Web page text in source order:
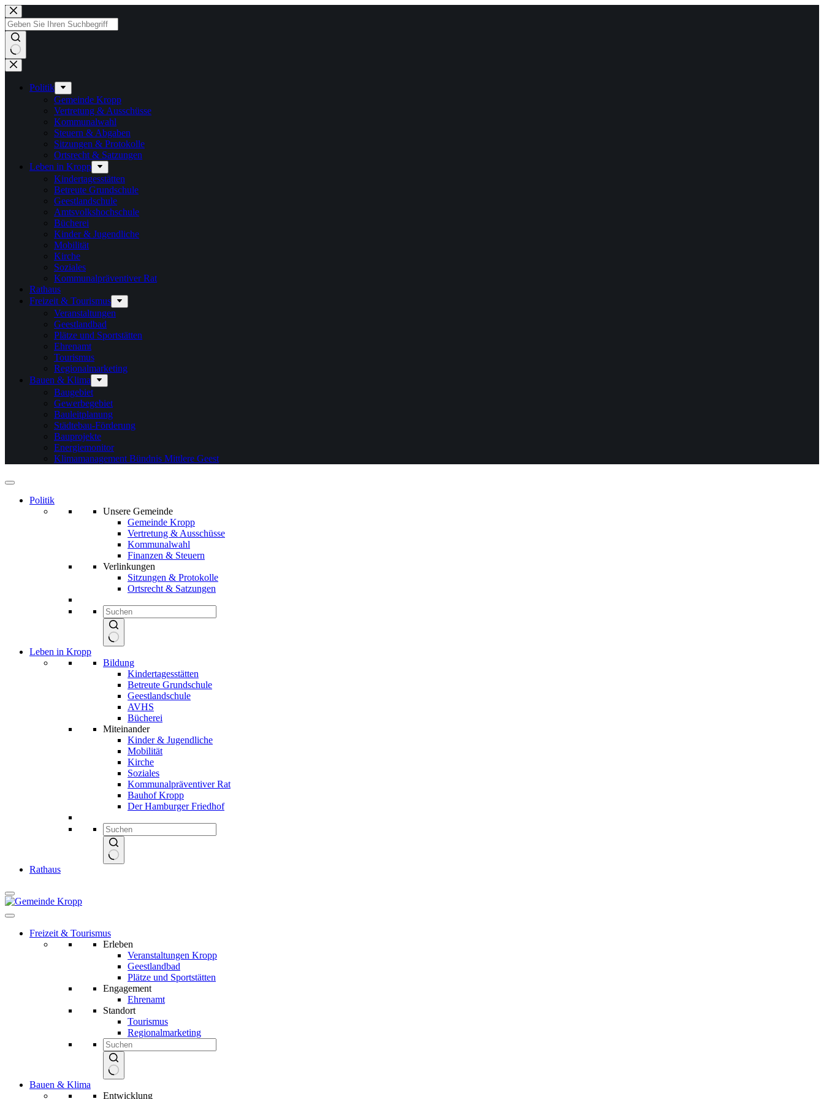
Zum
Inhalt
springen
Keine
Ergebnisse
Politik
Gemeinde Kropp
Vertretung & Ausschüsse
Kommunalwahl
Steuern & Abgaben
Sitzungen & Protokolle
Ortsrecht & Satzungen
Leben in Kropp
Kindertagesstätten
Betreute Grundschule
Geestlandschule
Amtsvolkshochschule
Bücherei
Kinder & Jugendliche
Mobilität
Kirche
Soziales
Kommunalpräventiver Rat
Rathaus
Freizeit & Tourismus
Veranstaltungen
Geestlandbad
Plätze und Sportstätten
Ehrenamt
Tourismus
Regionalmarketing
Bauen & Klima
Baugebiet
Gewerbegebiet
Bauleitplanung
Städtebau-Förderung
Bauprojekte
Energiemonitor
Klimamanagement Bündnis Mittlere Geest
Politik
Unsere Gemeinde
Gemeinde Kropp
Vertretung & Ausschüsse
Kommunalwahl
Finanzen & Steuern
Verlinkungen
Sitzungen & Protokolle
Ortsrecht & Satzungen
Ergebnisse
Leben in Kropp
Bildung
Kindertagesstätten
Betreute Grundschule
Geestlandschule
AVHS
Bücherei
Miteinander
Kinder & Jugendliche
Mobilität
Kirche
Soziales
Kommunalpräventiver Rat
Bauhof Kropp
Der Hamburger Friedhof
Rathaus
Freizeit & Tourismus
Erleben
Veranstaltungen Kropp
Geestlandbad
Plätze und Sportstätten
Engagement
Ehrenamt
Standort
Tourismus
Regionalmarketing
Ergebnisse
Bauen & Klima
Entwicklung